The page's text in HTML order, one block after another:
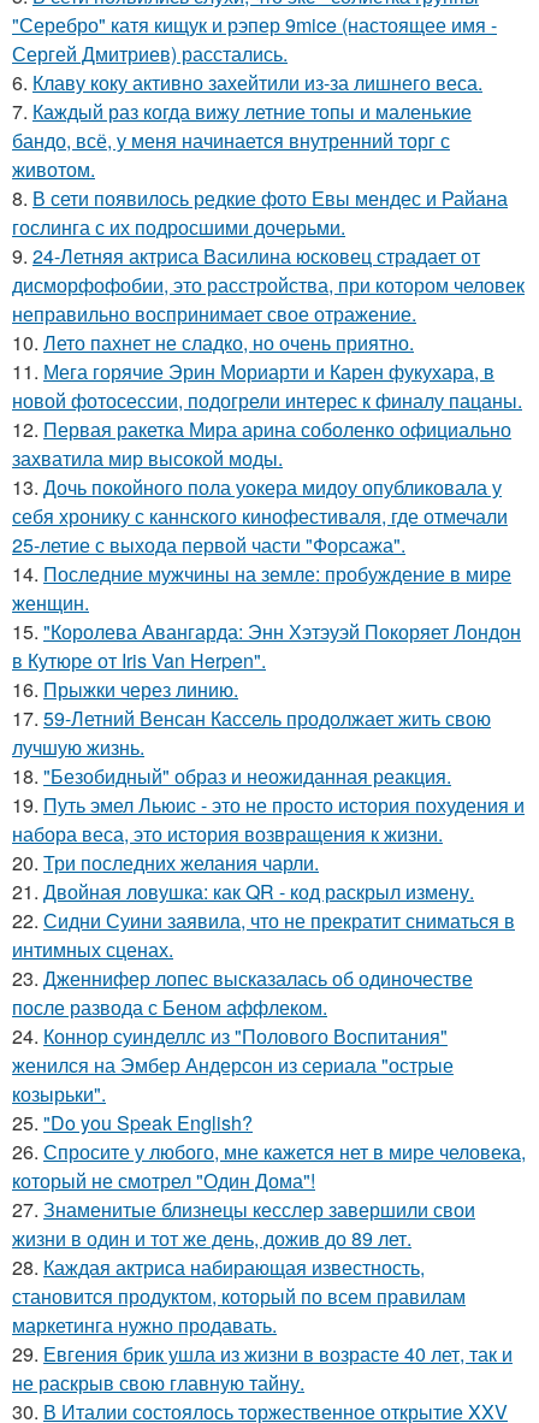
"Серебро" катя кищук и рэпер 9mice (настоящее имя -
Сергей Дмитриев) расстались.
6. Клаву коку активно захейтили из-за лишнего веса.
7. Каждый раз когда вижу летние топы и маленькие
бандо, всё, у меня начинается внутренний торг с
животом.
8. В сети появилось редкие фото Евы мендес и Райана
гослинга с их подросшими дочерьми.
9. 24-Летняя актриса Василина юсковец страдает от
дисморфофобии, это расстройства, при котором человек
неправильно воспринимает свое отражение.
10. Лето пахнет не сладко, но очень приятно.
11. Мега горячие Эрин Мориарти и Карен фукухара, в
новой фотосессии, подогрели интерес к финалу пацаны.
12. Первая ракетка Мира арина соболенко официально
захватила мир высокой моды.
13. Дочь покойного пола уокера мидоу опубликовала у
себя хронику с каннского кинофестиваля, где отмечали
25-летие с выхода первой части "Форсажа".
14. Последние мужчины на земле: пробуждение в мире
женщин.
15. "Королева Авангарда: Энн Хэтэуэй Покоряет Лондон
в Кутюре от Iris Van Herpen".
16. Прыжки через линию.
17. 59-Летний Венсан Кассель продолжает жить свою
лучшую жизнь.
18. "Безобидный" образ и неожиданная реакция.
19. Путь эмел Льюис - это не просто история похудения и
набора веса, это история возвращения к жизни.
20. Три последних желания чарли.
21. Двойная ловушка: как QR - код раскрыл измену.
22. Сидни Суини заявила, что не прекратит сниматься в
интимных сценах.
23. Дженнифер лопес высказалась об одиночестве
после развода с Беном аффлеком.
24. Коннор суинделлс из "Полового Воспитания"
женился на Эмбер Андерсон из сериала "острые
козырьки".
25. "Do you Speak English?
26. Спросите у любого, мне кажется нет в мире человека,
который не смотрел "Один Дома"!
27. Знаменитые близнецы кесслер завершили свои
жизни в один и тот же день, дожив до 89 лет.
28. Каждая актриса набирающая известность,
становится продуктом, который по всем правилам
маркетинга нужно продавать.
29. Евгения брик ушла из жизни в возрасте 40 лет, так и
не раскрыв свою главную тайну.
30. В Италии состоялось торжественное открытие XXV